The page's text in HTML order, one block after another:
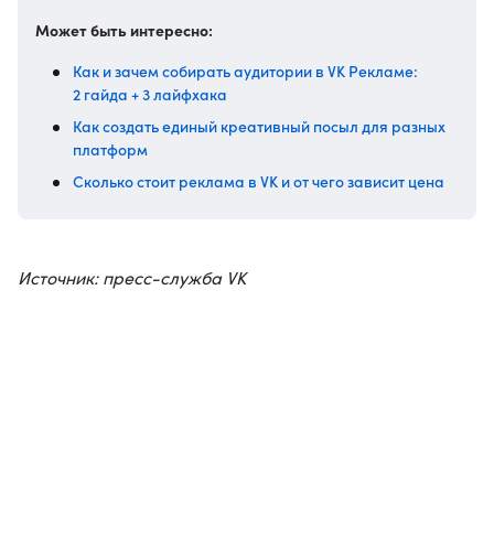
Может быть интересно:
Как и зачем собирать аудитории в VK Рекламе:
2 гайда + 3 лайфхака
Как создать единый креативный посыл для разных
платформ
Сколько стоит реклама в VK и от чего зависит цена
Источник: пресс-служба VK